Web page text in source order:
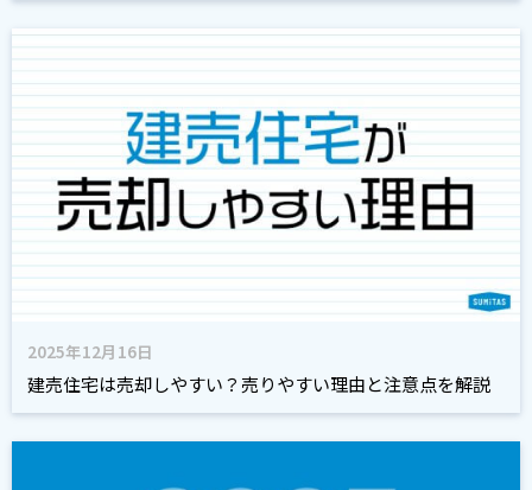
2025年12月16日
建売住宅は売却しやすい？売りやすい理由と注意点を解説